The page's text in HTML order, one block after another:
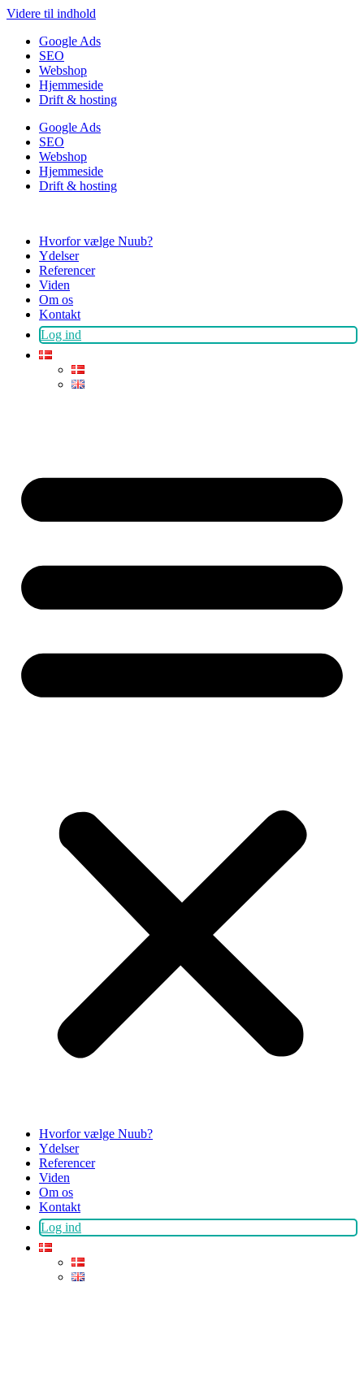
Videre til indhold
Google Ads
SEO
Webshop
Hjemmeside
Drift & hosting
Google Ads
SEO
Webshop
Hjemmeside
Drift & hosting
Hvorfor vælge Nuub?
Ydelser
Referencer
Viden
Om os
Kontakt
Log ind
Hvorfor vælge Nuub?
Ydelser
Referencer
Viden
Om os
Kontakt
Log ind